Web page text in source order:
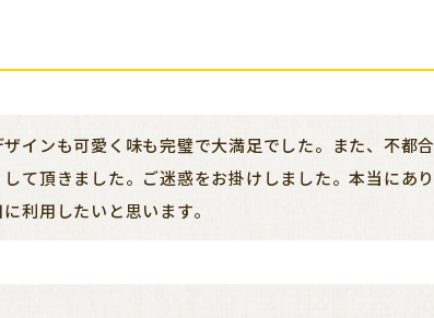
インも可愛く味も完璧で大満足でした。また、不都合
て頂きました。ご迷惑をお掛けしました。本当にあり
利用したいと思います。